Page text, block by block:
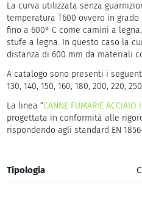
La curva utilizzata senza
temperatura T600 ovvero in
fino a 600° C come camini a
stufe a legna. In questo caso la
distanza di 600 mm da materiali
A catalogo sono presenti i
130, 140, 150, 160, 180, 200, 220,
La linea “CANNE FUMARIE ACCIAIO
progettata in conformità alle
rispondendo agli standard EN
Tipologia